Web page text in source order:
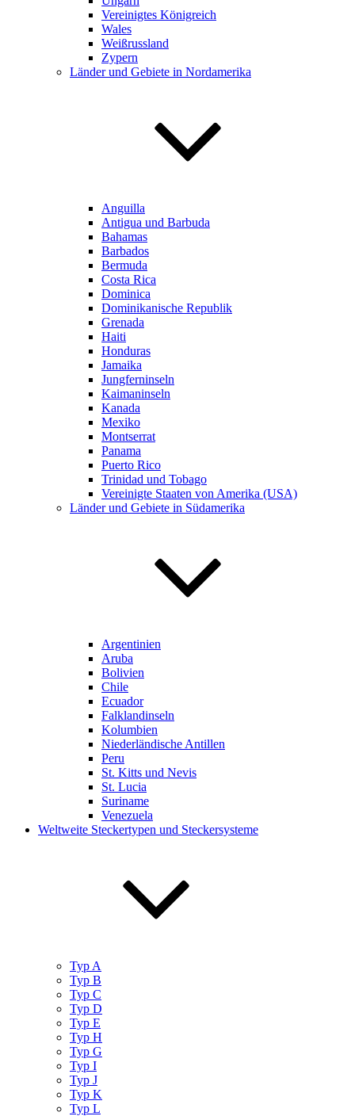
Vereinigtes Königreich
Wales
Weißrussland
Zypern
Länder und Gebiete in Nordamerika
Anguilla
Antigua und Barbuda
Bahamas
Barbados
Bermuda
Costa Rica
Dominica
Dominikanische Republik
Grenada
Haiti
Honduras
Jamaika
Jungferninseln
Kaimaninseln
Kanada
Mexiko
Montserrat
Panama
Puerto Rico
Trinidad und Tobago
Vereinigte Staaten von Amerika (USA)
Länder und Gebiete in Südamerika
Argentinien
Aruba
Bolivien
Chile
Ecuador
Falklandinseln
Kolumbien
Niederländische Antillen
Peru
St. Kitts und Nevis
St. Lucia
Suriname
Venezuela
Weltweite Steckertypen und Steckersysteme
Typ A
Typ B
Typ C
Typ D
Typ E
Typ H
Typ G
Typ I
Typ J
Typ K
Typ L